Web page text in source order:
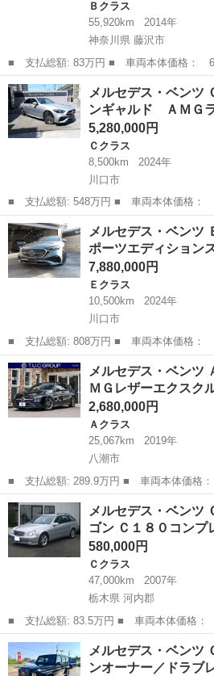
Ｂクラス
55,920km
2014年
神奈川県 藤沢市
■ 支払総額: 83万円 ■ 車両本体価格： 678,000 円 ■ メーカー
名： メルセデス・ベンツ ■ 車種名：
名： Ｂ１８０ スポーツ ナイトパッケ
／ＨＤＤナビ／フルグ...
神奈川 藤沢市 Ｂクラス
メルセデス・ベンツ
ンギャルド ＡＭＧ
5,280,000円
Ｃクラス
8,500km
2024年
川口市
■ 支払総額: 548万円 ■ 車両本体価格： 5,280,000 円 ■ メーカー
名： メルセデス・ベンツ ■ 車種名：
名： Ｃ２２０ｄアバンギャルド ＡＭＧ
Ｒ ＡＭＧライン...
埼玉 川口市 Ｃクラス
メルセデス・ベンツ
ポーツエディション
7,880,000円
Ｅクラス
10,500km
2024年
川口市
■ 支払総額: 808万円 ■ 車両本体価格： 7,880,000 円 ■ メーカー
名： メルセデス・ベンツ ■ 車種名：
名： Ｅ３５０ｅ スポーツエディション
ノラミックルー...
埼玉 川口市 Ｅクラス
メルセデス・ベンツ
ＭＧレザーエクスク
2,680,000円
Ａクラス
25,067km
2019年
八潮市
■ 支払総額: 289.9万円 ■ 車両本体価格： 2,680,000 円 ■ メーカ
ー名： メルセデス・ベンツ ■ 車種名
名： Ａ２００ｄ ＡＭＧレザーエクスク
ーエクスク...
埼玉 八潮市 Ａクラス
メルセデス・ベンツ
ゴン Ｃ１８０コン
580,000円
Ｃクラス
47,000km
2007年
栃木県 河内郡
■ 支払総額: 83.5万円 ■ 車両本体価格： 580,000 円 ■ メーカー
名： メルセデス・ベンツ ■ 車種名： Ｃ
ン ■ グレード名： Ｃ１８０コンプレッ
ド 純正ＨＤ...
栃木 河内郡 Ｃクラス
メルセデス・ベン
ンオーナー／ドラブ